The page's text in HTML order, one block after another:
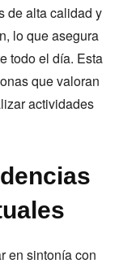
de alta calidad y
lo que asegura
todo el día. Esta
que valoran
actividades
en sintonía con